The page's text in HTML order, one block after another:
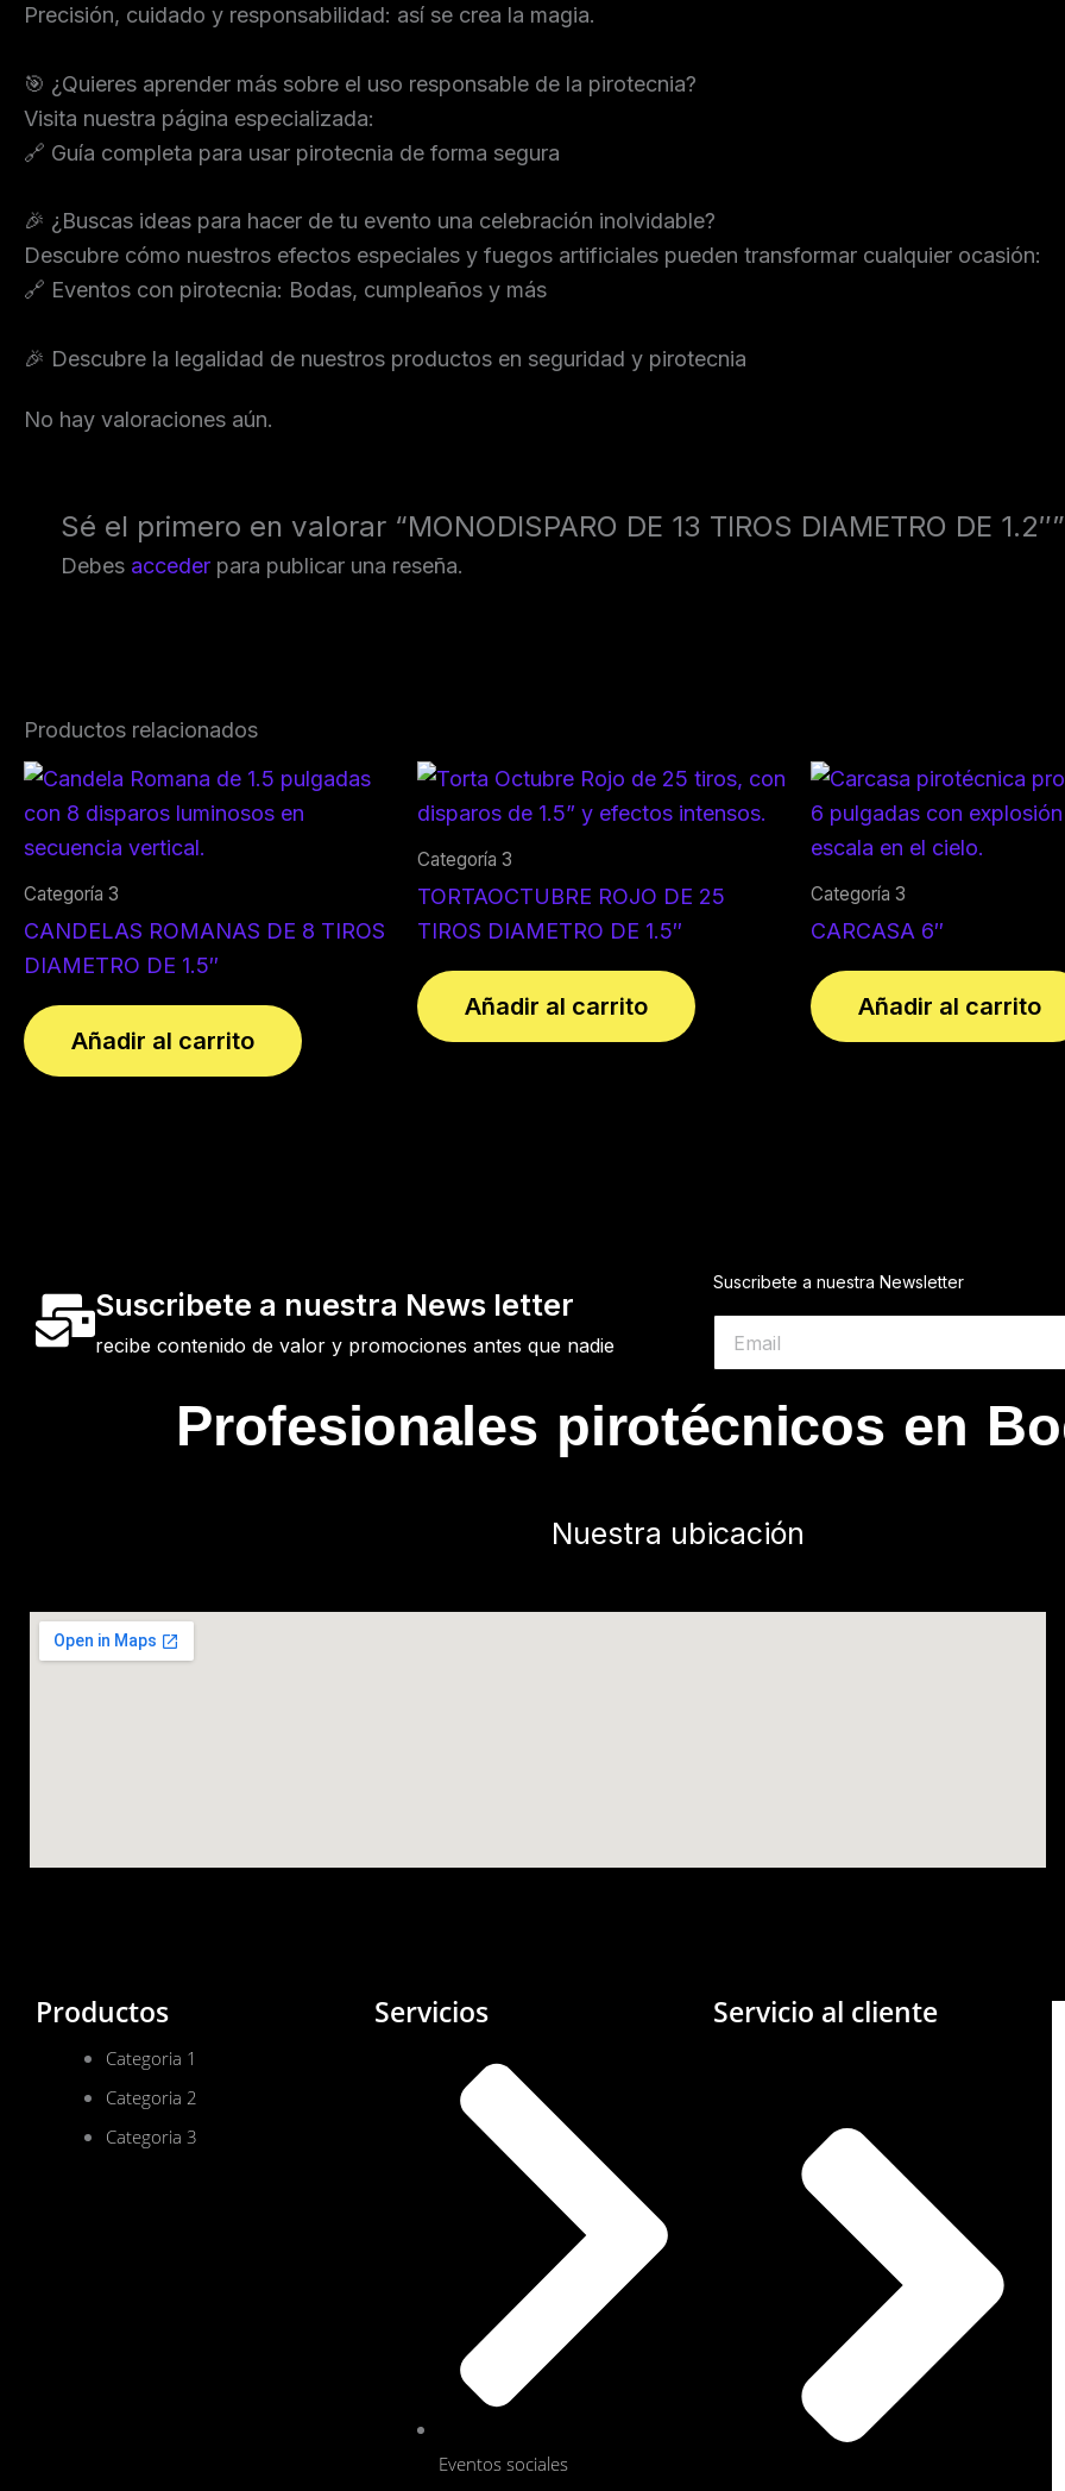
Precisión, cuidado y responsabilidad: así se crea la magia.
🎯 ¿Quieres aprender más sobre el uso responsable de la pirotecnia?
Visita nuestra página especializada:
🔗 Guía completa para usar pirotecnia de forma segura
🎉 ¿Buscas ideas para hacer de tu evento una celebración inolvidable?
Descubre cómo nuestros efectos especiales y fuegos artificiales pueden transformar cualquier ocasión:
🔗 Eventos con pirotecnia: Bodas, cumpleaños y más
🎉 Descubre la legalidad de nuestros productos en seguridad y pirotecnia
No hay valoraciones aún.
Sé el primero en valorar “MONODISPARO DE 13 TIROS DIAMETRO DE 1.2″”
Debes acceder para publicar una reseña.
Productos relacionados
Categoría 3
CANDELAS ROMANAS DE 8 TIROS
DIAMETRO DE 1.5″
Añadir al carrito
Categoría 3
TORTAOCTUBRE ROJO DE 25
TIROS DIAMETRO DE 1.5″
Añadir al carrito
Categoría 3
CARCASA 6″
Añadir al carrito
Suscribete a nuestra News letter
recibe contenido de valor y promociones antes que nadie
Suscribete a nuestra Newsletter
Profesionales pirotécnicos en
Nuestra ubicación
Productos
Categoria 1
Categoria 2
Categoria 3
Servicios
Eventos sociales
Servicio al cliente